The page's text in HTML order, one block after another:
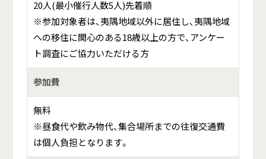
20人(最小催行人数5人)先着順
※参加対象者は、夷隅地域以外に居住し、夷隅地域
への移住に関心のある18歳以上の方で、アンケー
ト調査にご協力いただける方
参加費
無料
※昼食代や飲み物代、集合場所までの往復交通費
は個人負担となります。